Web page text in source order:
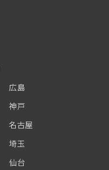
広島
神戸
名古屋
埼玉
仙台